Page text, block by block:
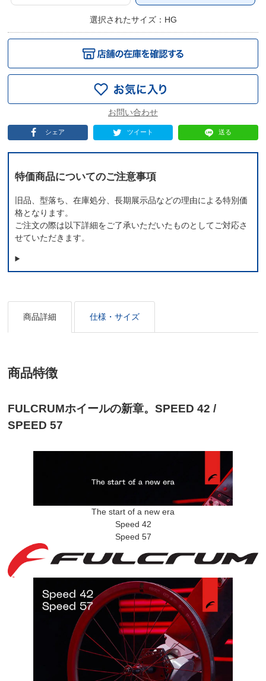
選択されたサイズ：HG
シェア ツイート 送る
特価商品についてのご注意事項
旧品、型落ち、在庫処分、長期展示品などの理由による特別価
格となります。
ご注文の際は以下詳細をご了承いただいたものとしてご対応さ
せていただきます。
商品詳細 仕様・サイズ
商品特徴
FULCRUMホイールの新章。SPEED 42 /
SPEED 57
The start of a new era
Speed 42
Speed 57